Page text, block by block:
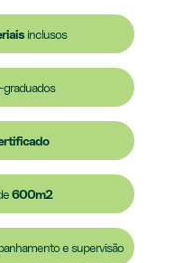
inclusos
600m2
e supervisão